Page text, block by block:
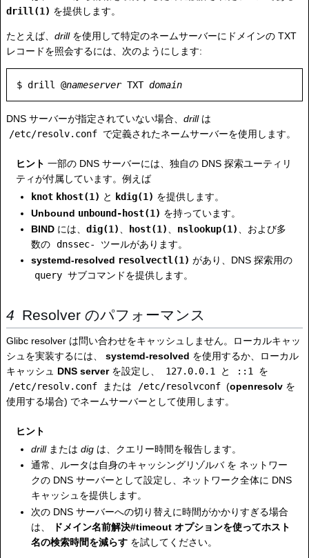
drill(1) を提供します。
たとえば、 drillを使用して特定のネームサーバーにドメインの TXT
レコードを照会するには、次のようにします:
$ drill @nameserver TXT domain
DNS サーバーが指定されていない場合、 drillは
/etc/resolv.conf で定義されたネームサーバーを使用します。
ヒント 一部の DNS サーバーには、独自の DNS 探索ユーティリ
ティが付属しています。例えば
knot khost(1) と kdig(1) を提供します。
Unbound unbound-host(1) を持っています。
BIND には、dig(1) host(1) nslookup(1)
、および多
数の dnssec-
ツールがあります。
systemd-resolved resolvectl(1) があり、DNS 探索用の
query サブコマンドを提供します。
Resolver のパフォーマンス
Glibc resolver は問い合わせをキャッシュしません。ローカルキャッ
シュを実装するには、 systemd-resolved を使用するか、ローカル
キャッシュ DNS serverを設定し、 127.0.0.1 と ::1
を
/etc/resolv.conf
または /etc/resolvconf (openresolvを
使用する場合) でネームサーバーとして使用します。
ヒント
drillまたはdig は、クエリー時間を報告します。
通常、ルータは自身のキャッシングリゾルバ を ネットワー
クの DNS サーバーとして設定し、ネットワーク全体に DNS
キャッシュを提供します。
次の DNS サーバーへの切り替えに時間がかかりすぎる場合
は、
ドメイン名前解決#timeout オプションを使ってホスト
名の検索時間を減らす を試してください。